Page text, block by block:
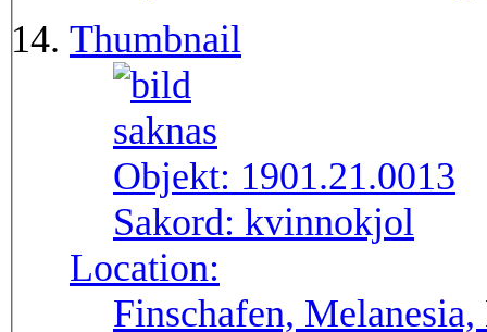
Thumbnail
Objekt: 1901.21.0013
Sakord: kvinnokjol
Location:
Finschafen,